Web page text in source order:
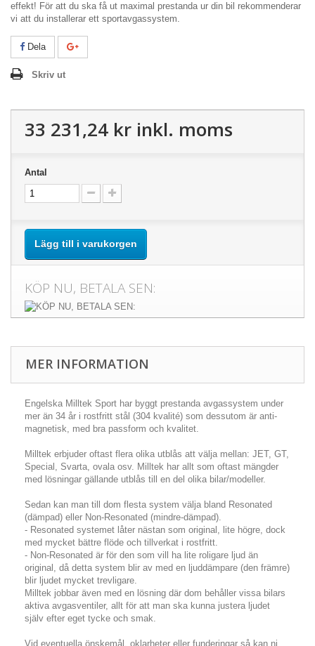
effekt! För att du ska få ut maximal prestanda ur din bil rekommenderar
vi att du installerar ett sportavgassystem.
Dela
Skriv ut
33 231,24 kr inkl. moms
Antal
Lägg till i varukorgen
KÖP NU, BETALA SEN:
MER INFORMATION
Engelska Milltek Sport har byggt prestanda avgassystem under
mer än 34 år i rostfritt stål (304 kvalité) som dessutom är anti-
magnetisk, med bra passform och kvalitet.
Milltek erbjuder oftast flera olika utblås att välja mellan: JET, GT,
Special, Svarta, ovala osv. Milltek har allt som oftast mängder
med lösningar gällande utblås till en del olika bilar/modeller.
Sedan kan man till dom flesta system välja bland Resonated
(dämpad) eller Non-Resonated (mindre-dämpad).
- Resonated systemet låter nästan som original, lite högre, dock
med mycket bättre flöde och tillverkat i rostfritt.
- Non-Resonated är för den som vill ha lite roligare ljud än
original, då detta system blir av med en ljuddämpare (den främre)
blir ljudet mycket trevligare.
Milltek jobbar även med en lösning där dom behåller vissa bilars
aktiva avgasventiler, allt för att man ska kunna justera ljudet
själv efter eget tycke och smak.
Vid eventuella önskemål, oklarheter eller funderingar så kan ni